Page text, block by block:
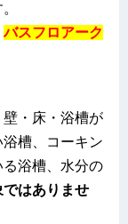
バスフロアーク
・床・浴槽が
槽、コーキン
浴槽、水分の
ではありませ